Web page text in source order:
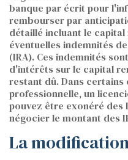
banque par écrit pour
rembourser par
détaillé incluant le
éventuelles indemnités
(IRA). Ces indemnités
d'intérêts sur le capital
restant dû. Dans
professionnelle, un
pouvez être exonéré des
négocier le montant des
La